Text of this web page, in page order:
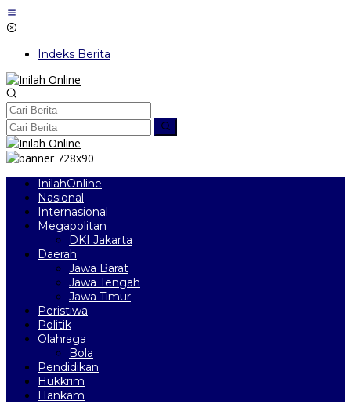
Lewati
ke
Indeks Berita
InilahOnline
Nasional
Internasional
Megapolitan
DKI Jakarta
Daerah
Jawa Barat
Jawa Tengah
Jawa Timur
Peristiwa
Politik
Olahraga
Bola
Pendidikan
Hukkrim
Hankam